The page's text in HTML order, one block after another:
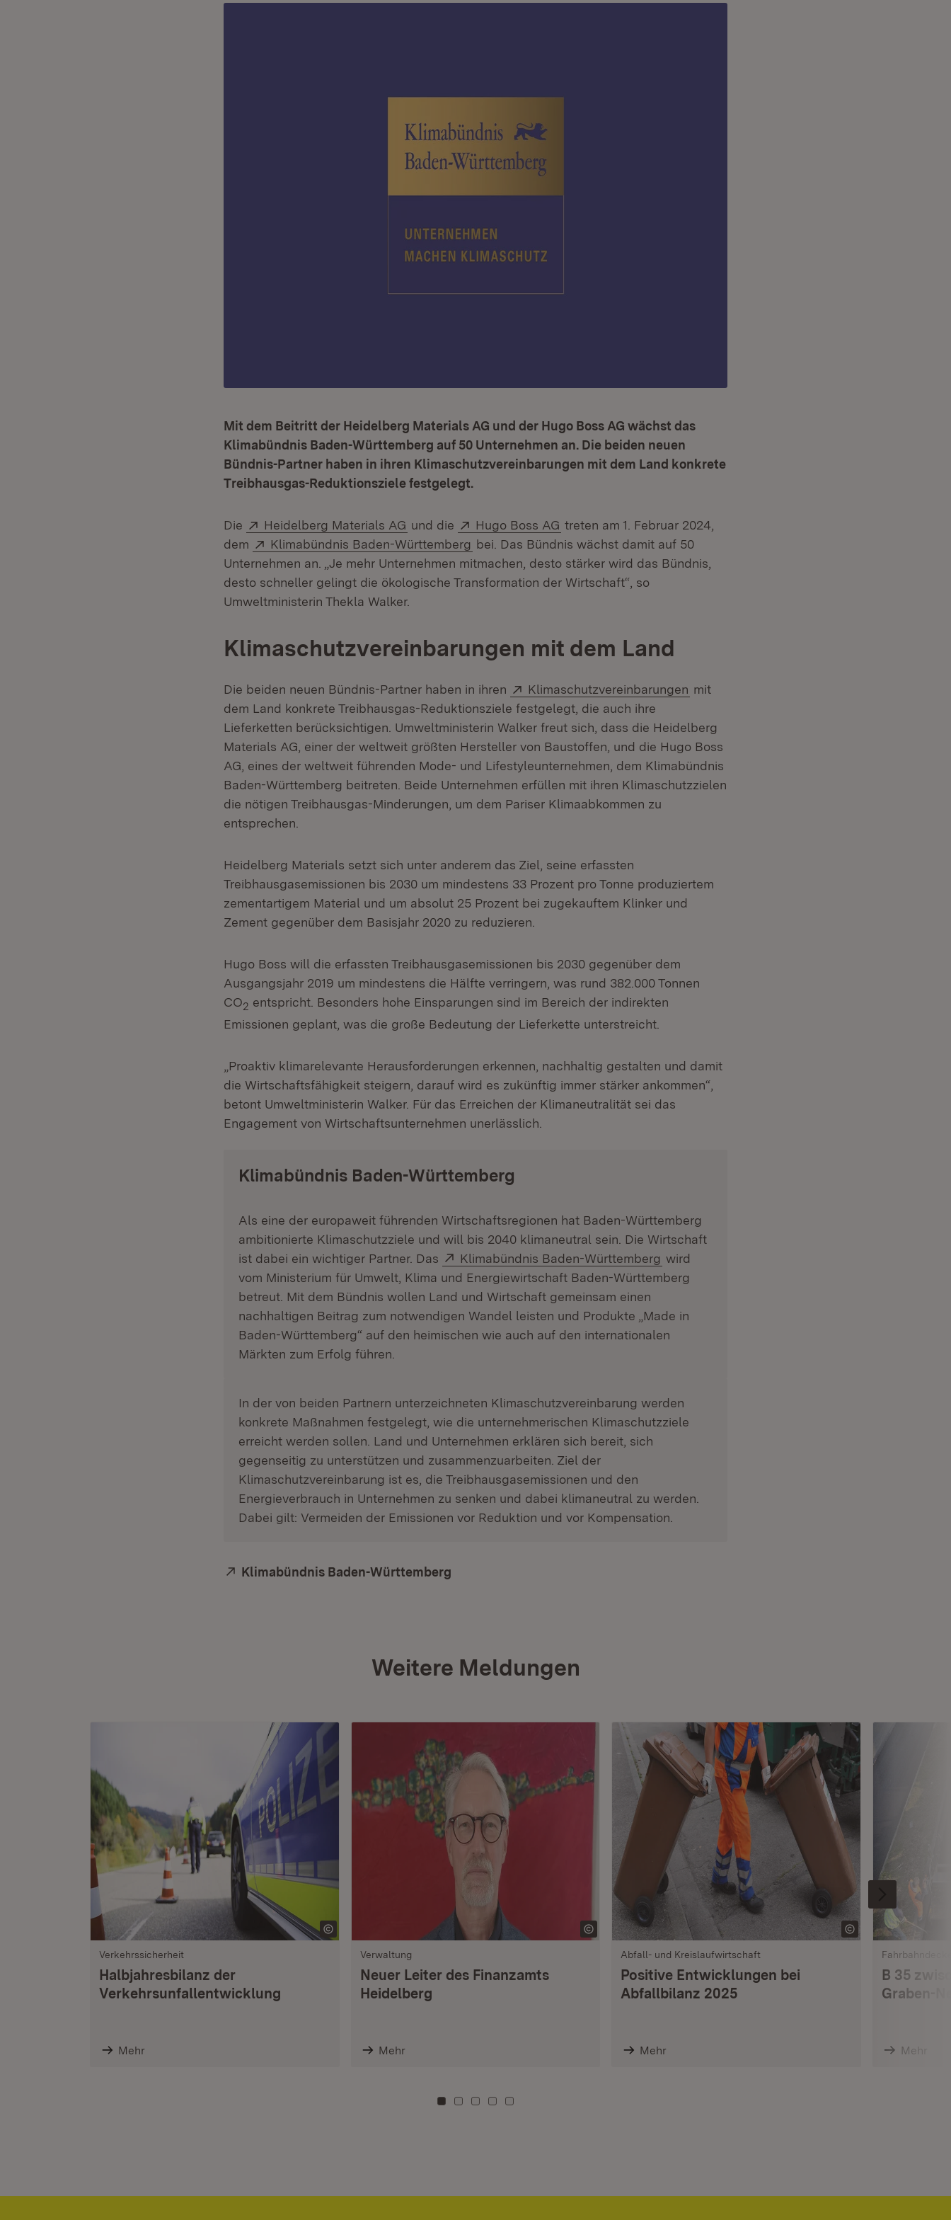
Mit dem Beitritt der Heidelberg Materials AG und der Hugo Boss AG wächst das
Klimabündnis Baden-Württemberg auf 50 Unternehmen an. Die beiden neuen
Bündnis-Partner haben in ihren Klimaschutzvereinbarungen mit dem Land konkrete
Treibhausgas-Reduktionsziele festgelegt.
Die Extern:
Heidelberg Materials AG (Öffnet in neuem Fenster)
und die Extern:
Hugo Boss AG (Öffnet in neuem Fenster)
treten am 1. Februar 2024,
dem
Extern:
Klimabündnis Baden-Württemberg (Öffnet in neuem Fenster)
bei. Das Bündnis wächst damit auf 50
Unternehmen an. „Je mehr Unternehmen mitmachen, desto stärker wird das Bündnis,
desto schneller gelingt die ökologische Transformation der Wirtschaft“, so
Umweltministerin Thekla Walker.
Klimaschutzvereinbarungen mit dem Land
Die beiden neuen Bündnis-Partner haben in ihren Extern:
Klimaschutzvereinbarungen (Öffnet in neuem Fenster)
mit
dem Land konkrete Treibhausgas-Reduktionsziele festgelegt, die auch ihre
Lieferketten berücksichtigen. Umweltministerin Walker freut sich, dass die Heidelberg
Materials AG, einer der weltweit größten Hersteller von Baustoffen, und die Hugo Boss
AG, eines der weltweit führenden Mode- und Lifestyleunternehmen, dem Klimabündnis
Baden-Württemberg beitreten. Beide Unternehmen erfüllen mit ihren Klimaschutzzielen
die nötigen Treibhausgas-Minderungen, um dem Pariser Klimaabkommen zu
entsprechen.
Heidelberg Materials setzt sich unter anderem das Ziel, seine erfassten
Treibhausgasemissionen bis 2030 um mindestens 33 Prozent pro Tonne produziertem
zementartigem Material und um absolut 25 Prozent bei zugekauftem Klinker und
Zement gegenüber dem Basisjahr 2020 zu reduzieren.
Hugo Boss will die erfassten Treibhausgasemissionen bis 2030 gegenüber dem
Ausgangsjahr 2019 um mindestens die Hälfte verringern, was rund 382.000 Tonnen
CO2 entspricht. Besonders hohe Einsparungen sind im Bereich der indirekten
Emissionen geplant, was die große Bedeutung der Lieferkette unterstreicht.
„Proaktiv klimarelevante Herausforderungen erkennen, nachhaltig gestalten und damit
die Wirtschaftsfähigkeit steigern, darauf wird es zukünftig immer stärker ankommen“,
betont Umweltministerin Walker. Für das Erreichen der Klimaneutralität sei das
Engagement von Wirtschaftsunternehmen unerlässlich.
Klimabündnis Baden-Württemberg
Als eine der europaweit führenden Wirtschaftsregionen hat Baden-Württemberg
ambitionierte Klimaschutzziele und will bis 2040 klimaneutral sein. Die Wirtschaft
ist dabei ein wichtiger Partner. Das
Extern:
Klimabündnis Baden-Württemberg (Öffnet in neuem Fenster)
wird
vom Ministerium für Umwelt, Klima und Energiewirtschaft Baden-Württemberg
betreut. Mit dem Bündnis wollen Land und Wirtschaft gemeinsam einen
nachhaltigen Beitrag zum notwendigen Wandel leisten und Produkte „Made in
Baden-Württemberg“ auf den heimischen wie auch auf den internationalen
Märkten zum Erfolg führen.
In der von beiden Partnern unterzeichneten Klimaschutzvereinbarung werden
konkrete Maßnahmen festgelegt, wie die unternehmerischen Klimaschutzziele
erreicht werden sollen. Land und Unternehmen erklären sich bereit, sich
gegenseitig zu unterstützen und zusammenzuarbeiten. Ziel der
Klimaschutzvereinbarung ist es, die Treibhausgasemissionen und den
Energieverbrauch in Unternehmen zu senken und dabei klimaneutral zu werden.
Dabei gilt: Vermeiden der Emissionen vor Reduktion und vor Kompensation.
Extern:
Klimabündnis Baden-Württemberg
Weitere Meldungen
Verkehrssicherheit
Halbjahresbilanz der
Verkehrsunfallentwicklung
Mehr
Verwaltung
Neuer Leiter des Finanzamts
Heidelberg
Mehr
Abfall- und Kreislaufwirtschaft
Positive Entwicklungen bei
Abfallbilanz 2025
Mehr
B 35
Graben-
Mehr
Zu Kachel: 0
Zu Kachel: 3
Zu Kachel: 6
Zu Kachel: 9
Zu Kachel: 12